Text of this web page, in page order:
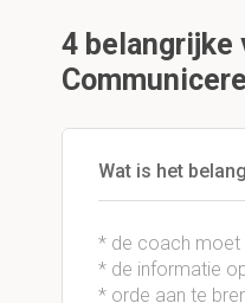
4 belangrijke
Wat is het
* de coach moet
* de informatie
* orde aan te